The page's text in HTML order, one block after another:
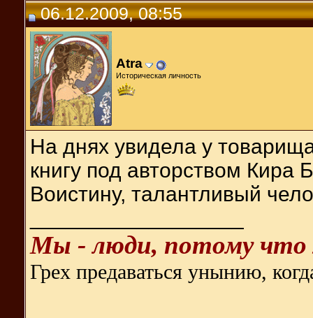
06.12.2009, 08:55
Atra
Историческая личность
На днях увидела у
книгу под авторством Кира
Воистину, талантливый
Мы - люди, потому что
Грех предаваться унынию,